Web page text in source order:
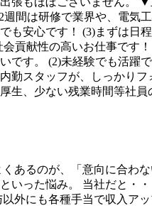
週間は研修で業界や、電気
も安心です！ (3)まずは
会貢献性の高いお仕事で
です。 (2)未経験でも活躍
勤スタッフが、しっかり
生、少ない残業時間等社
くあるのが、「意向に合わ
いった悩み。 当社だと・
外にも各種手当で収入ア